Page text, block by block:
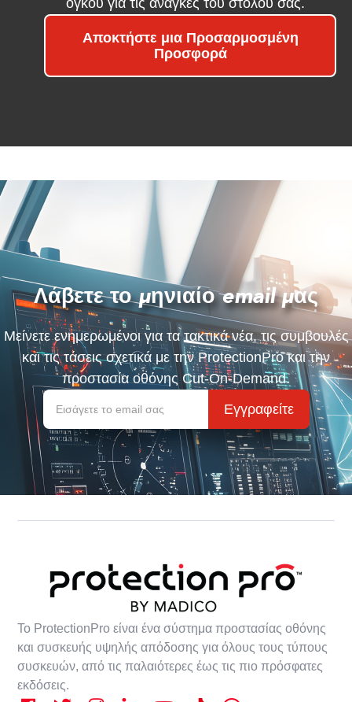
Αποκτήστε μια Προσαρμοσμένη
Προσφορά
Λάβετε το μηνιαίο email μας
Μείνετε ενημερωμένοι για τα τακτικά νέα, τις συμβουλές
και τις τάσεις σχετικά με την ProtectionPro και την
προστασία οθόνης Cut-On-Demand.
Το ProtectionPro είναι ένα σύστημα προστασίας οθόνης
και συσκευής υψηλής απόδοσης για όλους τους τύπους
συσκευών, από τις παλαιότερες έως τις πιο πρόσφατες
εκδόσεις.